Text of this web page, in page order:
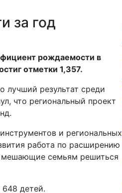
за год
рождаемости в
отметки 1,357.
лучший результат среди
что региональный проект
и региональных
работа по расширению
мешающие семьям решиться
детей.